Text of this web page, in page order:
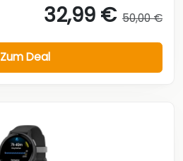
32,99 € 50,00 €
Zum Deal